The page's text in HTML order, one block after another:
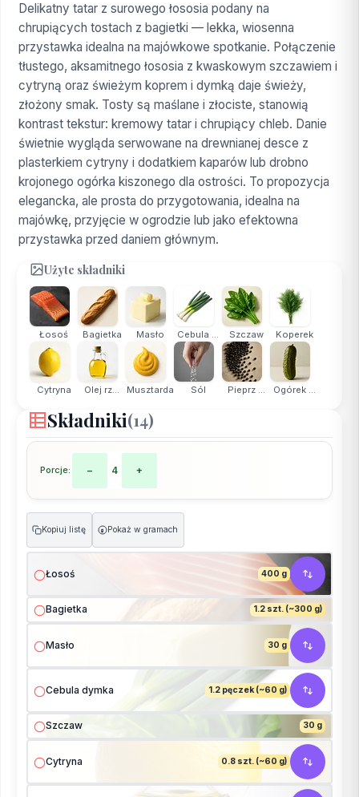
Delikatny tatar z surowego łososia podany na
chrupiących tostach z bagietki — lekka, wiosenna
przystawka idealna na majówkowe spotkanie. Połączenie
tłustego, aksamitnego łososia z kwaskowym szczawiem i
cytryną oraz świeżym koprem i dymką daje świeży,
złożony smak. Tosty są maślane i złociste, stanowią
kontrast tekstur: kremowy tatar i chrupiący chleb. Danie
świetnie wygląda serwowane na drewnianej desce z
plasterkiem cytryny i dodatkiem kaparów lub drobno
krojonego ogórka kiszonego dla ostrości. To propozycja
elegancka, ale prosta do przygotowania, idealna na
majówkę, przyjęcie w ogrodzie lub jako efektowna
przystawka przed daniem głównym.
Użyte składniki
Łosoś Bagietka Masło Cebula ... Szczaw Koperek
Cytryna Olej rz... Musztarda Sól Pieprz ... Ogórek ...
Składniki(14)
Porcje: − 4 +
Kopiuj listę g Pokaż w gramach
Łosoś 400 g
Bagietka 1.2 szt. (~300 g)
Masło 30 g
Cebula dymka 1.2 pęczek (~60 g)
Szczaw 30 g
Cytryna 0.8 szt. (~60 g)